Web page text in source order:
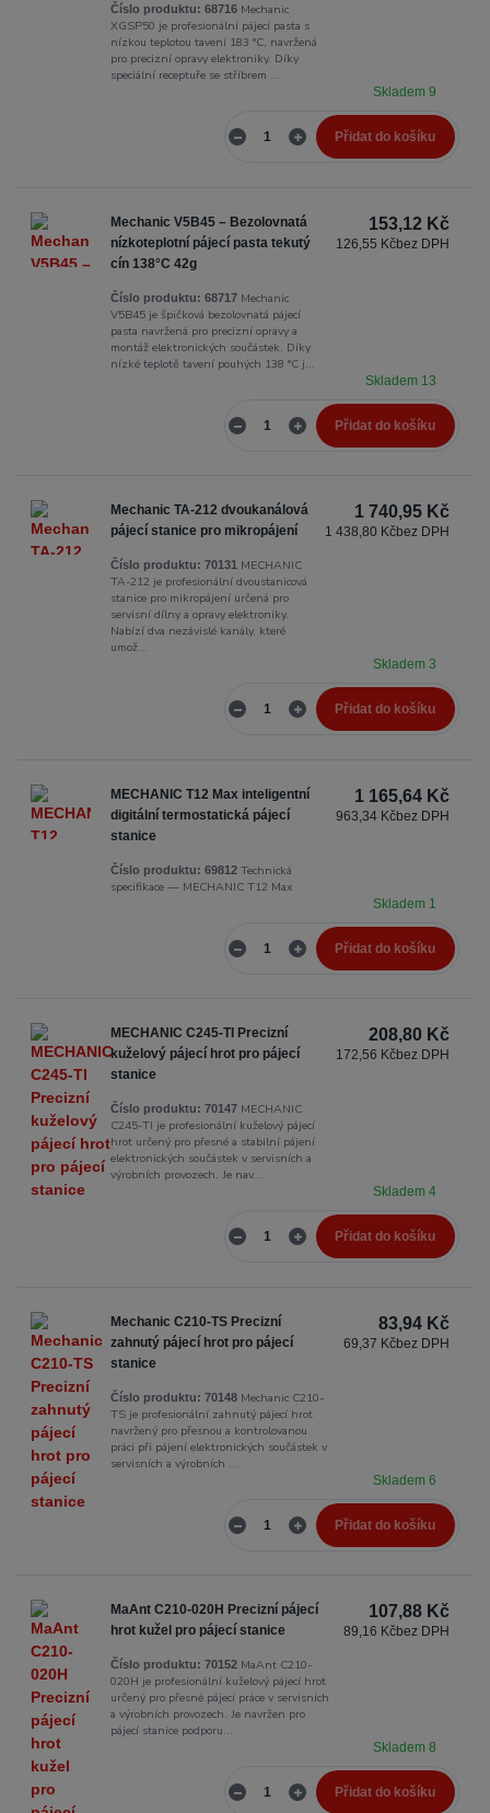
Číslo produktu: 68716Mechanic
XGSP50 je profesionální pájecí pasta s
nízkou teplotou tavení 183 °C, navržená
pro precizní opravy elektroniky. Díky
speciální receptuře se stříbrem ...
Skladem 9
Přidat do košíku
Mechanic V5B45 – Bezolovnatá
nízkoteplotní pájecí pasta tekutý
cín 138°C 42g
Číslo produktu: 68717Mechanic
V5B45 je špičková bezolovnatá pájecí
pasta navržená pro precizní opravy a
montáž elektronických součástek. Díky
nízké teplotě tavení pouhých 138 °C j...
153,12 Kč
126,55 Kčbez DPH
Skladem 13
Přidat do košíku
Mechanic TA-212 dvoukanálová
pájecí stanice pro mikropájení
Číslo produktu: 70131 MECHANIC
TA-212 je profesionální dvoustanicová
stanice pro mikropájení určená pro
servisní dílny a opravy elektroniky.
Nabízí dva nezávislé kanály, které
umož...
1 740,95 Kč
1 438,80 Kčbez DPH
Skladem 3
Přidat do košíku
MECHANIC T12 Max inteligentní
digitální termostatická pájecí
stanice
Číslo produktu: 69812Technická
specifikace — MECHANIC T12 Max
1 165,64 Kč
963,34 Kčbez DPH
Skladem 1
Přidat do košíku
MECHANIC C245-TI Precizní
kuželový pájecí hrot pro pájecí
stanice
Číslo produktu: 70147MECHANIC
C245-TI je profesionální kuželový pájecí
hrot určený pro přesné a stabilní pájení
elektronických součástek v servisních a
výrobních provozech. Je nav...
208,80 Kč
172,56 Kčbez DPH
Skladem 4
Přidat do košíku
Mechanic C210-TS Precizní
zahnutý pájecí hrot pro pájecí
stanice
Číslo produktu: 70148Mechanic C210-
TS je profesionální zahnutý pájecí hrot
navržený pro přesnou a kontrolovanou
práci při pájení elektronických součástek v
servisních a výrobních ...
83,94 Kč
69,37 Kčbez DPH
Skladem 6
Přidat do košíku
MaAnt C210-020H Precizní pájecí
hrot kužel pro pájecí stanice
Číslo produktu: 70152MaAnt C210-
020H je profesionální kuželový pájecí hrot
určený pro přesné pájecí práce v servisních
a výrobních provozech. Je navržen pro
pájecí stanice podporu...
107,88 Kč
89,16 Kčbez DPH
Skladem 8
Přidat do košíku